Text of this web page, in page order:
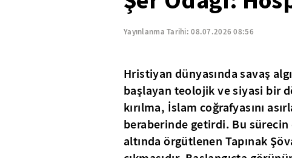
Yayınlanma Tarihi:08.07.2026 08:56
Hristiyan dünyasında savaş
başlayan teolojik ve siyasi bir
kırılma, İslam coğrafyasını
beraberinde getirdi. Bu
altında örgütlenen Tapınak